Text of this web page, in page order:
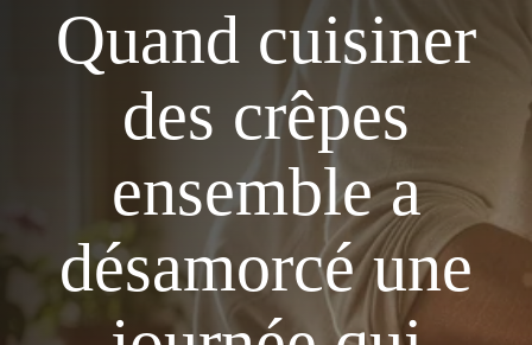
Quand cuisiner
des crêpes
ensemble a
désamorcé une